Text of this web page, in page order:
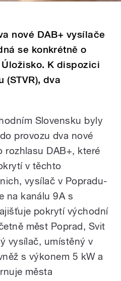
nové DAB+ vysílače
se konkrétně o
K dispozici
dva
Slovensku byly
provozu dva nové
rozhlasu DAB+, které
v těchto
vysílač v Popradu-
na kanálu 9A s
pokrytí východní
měst Poprad, Svit
vysílač, umístěný v
s výkonem 5 kW a
města